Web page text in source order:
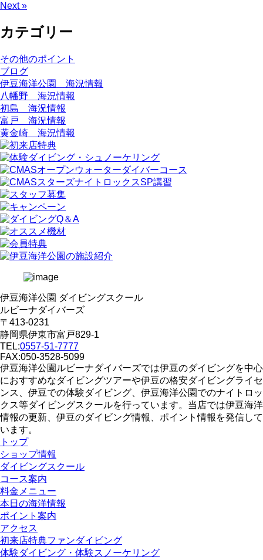
Next »
カテゴリー
その他のポイント
ブログ
伊豆海洋公園 海況情報
八幡野 海況情報
初島 海況情報
富戸 海況情報
黄金崎 海況情報
伊豆海洋公園 ダイビングスクール
ルビーナダイバーズ
〒413-0231
静岡県伊東市富戸829-1
TEL:0557-51-7777
FAX:050-3528-5099
伊豆海洋公園ルビーナダイバーズでは伊豆のダイビングを中心
におすすめなダイビングツアーや伊豆の格安ダイビングライセ
ンス、伊豆での体験ダイビング、伊豆海洋公園でのナイトロッ
クス等ダイビングスクールを行っています。当店では伊豆海洋
情報の更新、伊豆のダイビング情報、ポイント情報を発信して
います。
トップ
ショップ情報
ダイビングスクール
コース案内
料金メニュー
本日の海洋情報
ポイント案内
アクセス
初来店特典ファンダイビング
体験ダイビング・体験スノーケリング